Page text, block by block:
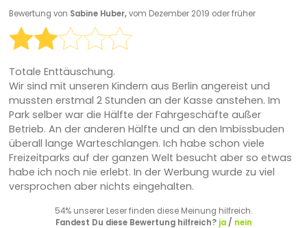
Bewertung von Sabine Huber,vom Dezember 2019 oder früher
Totale Enttäuschung.
Wir sind mit unseren Kindern aus Berlin angereist und
mussten erstmal 2 Stunden an der Kasse anstehen. Im
Park selber war die Hälfte der Fahrgeschäfte außer
Betrieb. An der anderen Hälfte und an den Imbissbuden
überall lange Warteschlangen. Ich habe schon viele
Freizeitparks auf der ganzen Welt besucht aber so etwas
habe ich noch nie erlebt. In der Werbung wurde zu viel
versprochen aber nichts eingehalten.
54% unserer Leser finden diese Meinung hilfreich.
Fandest Du diese Bewertung hilfreich? ja/ nein